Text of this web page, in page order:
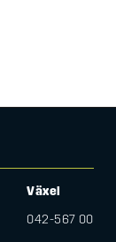
Växel
042-567 00